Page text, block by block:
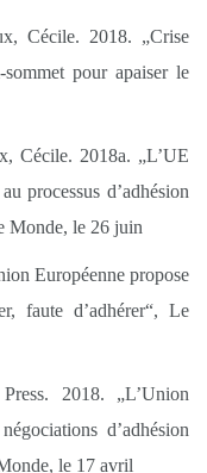
Cécile. 2018. „Crise
pour apaiser le
Cécile. 2018a. „L’UE
processus d’adhésion
Monde, le 26 juin
Européenne propose
faute d’adhérer“, Le
2018. „L’Union
d’adhésion
le 17 avril